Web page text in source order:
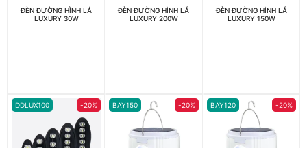
ĐÈN ĐƯỜNG HÌNH LÁ
LUXURY 30W
ĐÈN ĐƯỜNG HÌNH LÁ
LUXURY 200W
ĐÈN ĐƯỜNG HÌNH LÁ
LUXURY 150W
-20%
DDLUX100 -20%
BAY150 -20%
BAY120